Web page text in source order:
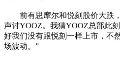
前有思摩尔和悦刻股价大跌
声讨YOOZ。我猜YOOZ总部此
好我们没有跟悦刻一样上市，不
场波动。”